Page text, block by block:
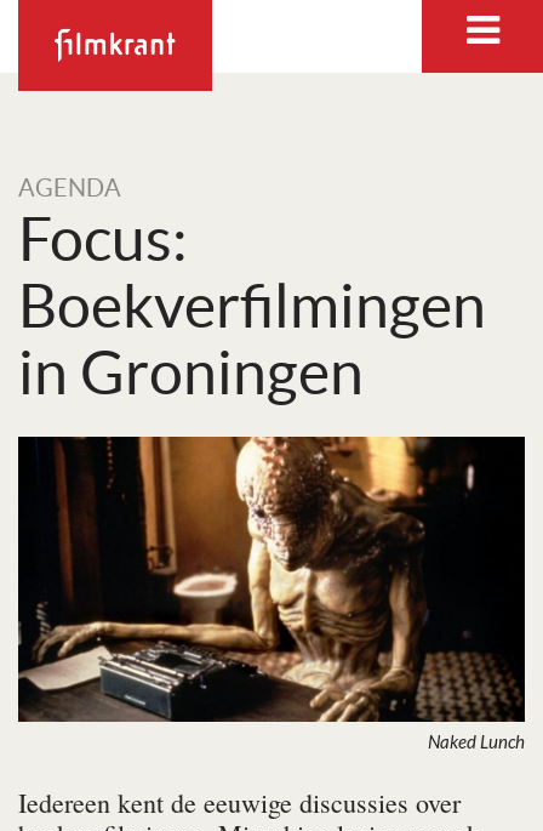
AGENDA
Focus:
Boekverfilmingen
in Groningen
Naked Lunch
Iedereen kent de eeuwige discussies over